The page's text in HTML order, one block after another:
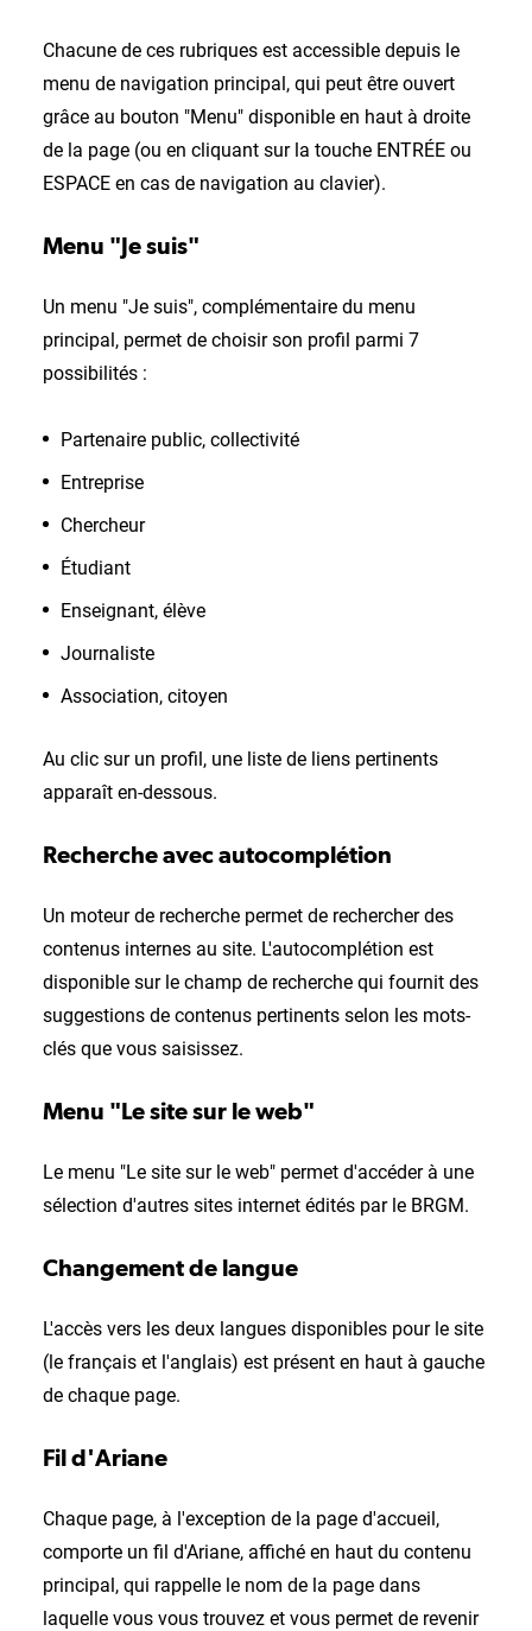
Chacune de ces rubriques est accessible depuis le
menu de navigation principal, qui peut être ouvert
grâce au bouton "Menu" disponible en haut à droite
de la page (ou en cliquant sur la touche ENTRÉE ou
ESPACE en cas de navigation au clavier).
Menu "Je suis"
Un menu "Je suis", complémentaire du menu
principal, permet de choisir son profil parmi 7
possibilités :
Partenaire public, collectivité
Entreprise
Chercheur
Étudiant
Enseignant, élève
Journaliste
Association, citoyen
Au clic sur un profil, une liste de liens pertinents
apparaît en-dessous.
Recherche avec autocomplétion
Un moteur de recherche permet de rechercher des
contenus internes au site. L'autocomplétion est
disponible sur le champ de recherche qui fournit des
suggestions de contenus pertinents selon les mots-
clés que vous saisissez.
Menu "Le site sur le web"
Le menu "Le site sur le web" permet d'accéder à une
sélection d'autres sites internet édités par le BRGM.
Changement de langue
L'accès vers les deux langues disponibles pour le site
(le français et l'anglais) est présent en haut à gauche
de chaque page.
Fil d'Ariane
Chaque page, à l'exception de la page d'accueil,
comporte un fil d'Ariane, affiché en haut du contenu
principal, qui rappelle le nom de la page dans
laquelle vous vous trouvez et vous permet de revenir